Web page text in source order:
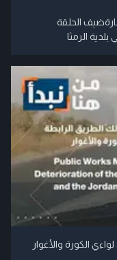
الحلقة
الرمثا
الكورة والأغوار